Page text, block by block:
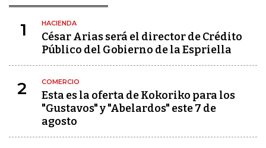
1 HACIENDA
César Arias será el director de Crédito
Público del Gobierno de la Espriella
2 COMERCIO
Esta es la oferta de Kokoriko para los
"Gustavos" y "Abelardos" este 7 de
agosto